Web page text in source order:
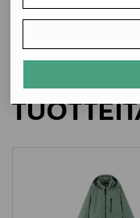
Valmistusmaa
Valmistajan
Valmistajan osoite
LISÄÄ